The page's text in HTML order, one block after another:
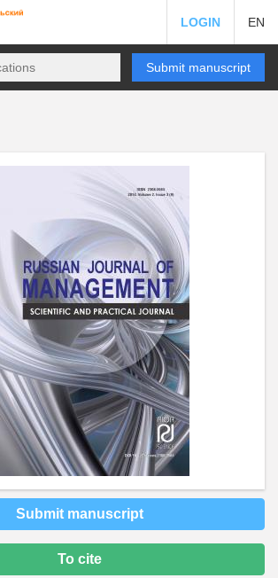
LOGIN EN
Submit manuscript
Submit manuscript
To cite